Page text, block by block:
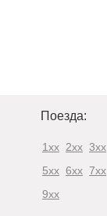
Поезда:
1xx 2xx 3xx
5xx 6xx 7xx
9xx